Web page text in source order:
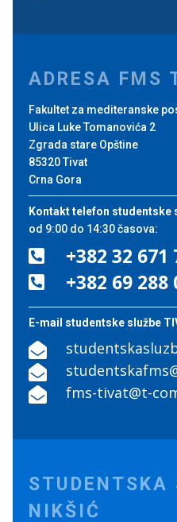
ADRESA FMS
Fakultet za mediteranske
Ulica Luke Tomanovića 2
Zgrada stare Opštine
85320 Tivat
Crna Gora
Kontakt telefon studentske
od 9:00 do 14:30 časova:
 +382 32 671
 +382 69 288
E-mail studentske službe


 fms-tivat@t-
STUDENTSKA
NIKŠIĆ